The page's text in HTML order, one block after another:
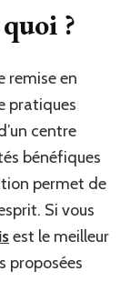
?
remise en
pratiques
centre
bénéfiques
permet de
Si vous
est le meilleur
proposées